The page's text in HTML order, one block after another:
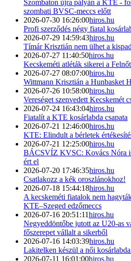
Szombaton újra pályán a KTE -
szombati BVSC-meccs előtt
2026-07-30 16:26:00hiros.hu
Profi szerződés négy fiatal
2026-07-29 14:59:43hiros.hu
Tímár Krisztián nem ülhet a
2026-07-27 11:40:50hiros.hu
Kecskeméti atléták sikerei a
2026-07-27 08:07:00hiros.hu
Wittmann Krisztián a Hunbasket
2026-07-26 10:58:00hiros.hu
Vereséget szenvedett Kecskemét
2026-07-24 16:43:04hiros.hu
Fiatalít a KTE kosárlabda csapata
2026-07-21 12:46:00hiros.hu
KTE: Elindult a bérletek
2026-07-21 12:25:00hiros.hu
BÁCSVÍZ KVSC: Kovács Nóra
ért el
2026-07-20 17:46:35hiros.hu
Csatlakozz a kék oroszlánokhoz!
2026-07-18 15:44:18hiros.hu
A kecskeméti fiatalok nem
KTE–Szeged edzőmeccs
2026-07-16 20:51:11hiros.hu
Negyeddöntőbe jutott az U20-as
főszerepet vállalt a sikerből
2026-07-16 14:03:39hiros.hu
Lakitelken készül a női
2026-07-11 16:01:00hiros.hu